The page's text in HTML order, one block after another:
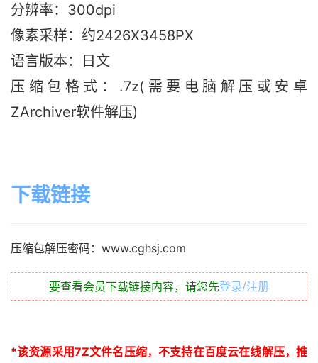
分辨率：300dpi
像素采样：约2426X3458PX
语言版本：日文
压缩包格式：.7z(需要电脑解压或安卓
ZArchiver软件解压)
下载链接
压缩包解压密码：www.cghsj.com
要查看会员下载链接内容，请您先登录/注册
*该资源采用7Z文件名压缩，不支持在百度云在线解压，推